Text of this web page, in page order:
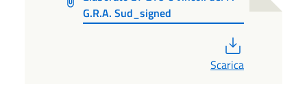
G.R.A. Sud_signed
Scarica